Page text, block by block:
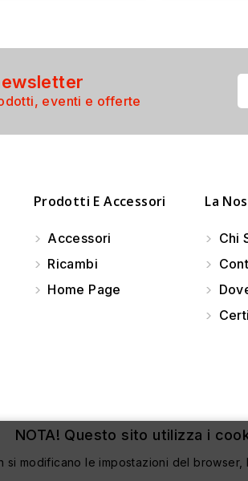
eventi e offerte
Prodotti E Accessori
Accessori
Ricambi
Home Page
La
Chi
NOTA! Questo sito utilizza i
si modificano le impostazioni del browser,